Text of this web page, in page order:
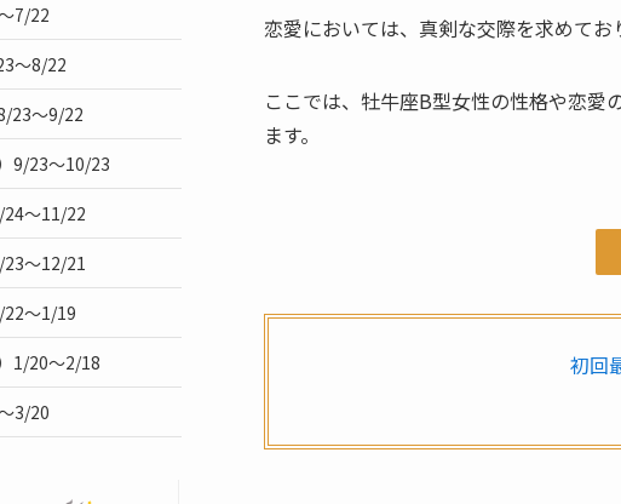
恋愛においては、真剣な交際を求めてお
ここでは、牡牛座B型女性の性格や恋愛
ます。
初回
7/22
～8/22
23～9/22
9/23～10/23
～11/22
～12/21
22～1/19
1/20～2/18
3/20